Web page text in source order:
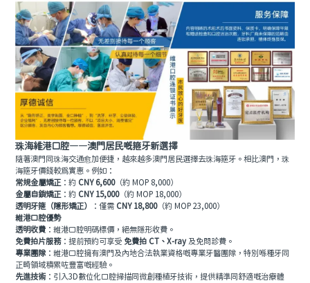
珠海維港口腔——澳門居民嘅箍牙新選擇
隨著澳門同珠海交通愈加便捷，越來越多澳門居民選擇去珠海箍牙。相比澳門，珠
海箍牙價錢較為實惠。例如：
常規金屬矯正 ：約 CNY 6,600（約 MOP 8,000）
金屬自鎖矯正 ：約 CNY 15,000（約 MOP 18,000）
透明牙箍（隱形矯正）
：僅需 CNY 18,800（約 MOP 23,000）
維港口腔優勢
透明收費 ：維港口腔明碼標價，絕無隱形收費。
免費拍片服務：提前預約可享受 免費拍 CT、X-ray 及免問診費。
專業團隊：維港口腔擁有澳門及內地合法執業資格嘅專業牙醫團隊，特別喺種牙同
正畸領域積累咗豐富嘅經驗。
先進技術：引入3D數位化口腔掃描同微創種植牙技術，提供精準同舒適嘅治療體